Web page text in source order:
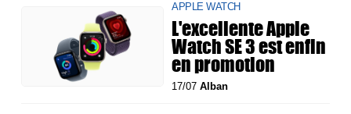
APPLE WATCH
L'excellente Apple
Watch SE 3 est enfin
en promotion
17/07Alban